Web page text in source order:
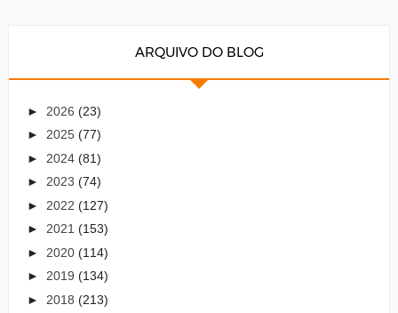
ARQUIVO DO BLOG
► 2026 (23)
► 2025 (77)
► 2024 (81)
► 2023 (74)
► 2022 (127)
► 2021 (153)
► 2020 (114)
► 2019 (134)
► 2018 (213)